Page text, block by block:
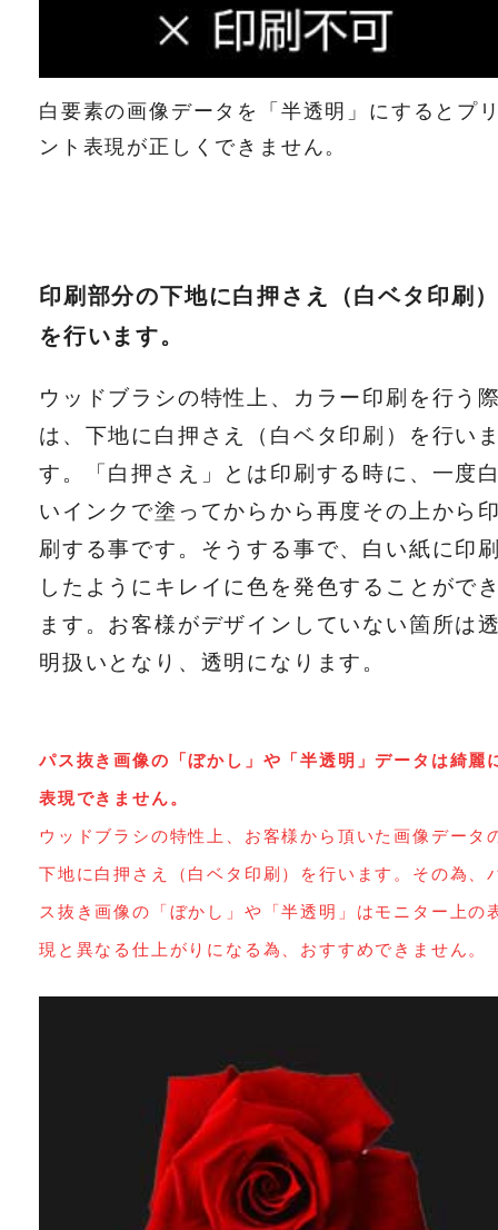
白要素の画像データを「半透明」にするとプ
ント表現が正しくできません。
印刷部分の下地に白押さえ（白ベタ印刷
を行います。
ウッドブラシの特性上、カラー印刷を行う
は、下地に白押さえ（白ベタ印刷）を行い
す。「白押さえ」とは印刷する時に、一度
いインクで塗ってからから再度その上から
刷する事です。そうする事で、白い紙に印
したようにキレイに色を発色することがで
ます。お客様がデザインしていない箇所は
明扱いとなり、透明になります。
パス抜き画像の「ぼかし」や「半透明」データは綺麗
表現できません。
ウッドブラシの特性上、お客様から頂いた画像データ
下地に白押さえ（白ベタ印刷）を行います。その為、
ス抜き画像の「ぼかし」や「半透明」はモニター上の
現と異なる仕上がりになる為、おすすめできません。